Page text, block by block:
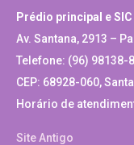
Prédio principal e
Av. Santana, 2913 –
Telefone: (96) 98138-
CEP: 68928-060,
Horário de
Site Antigo